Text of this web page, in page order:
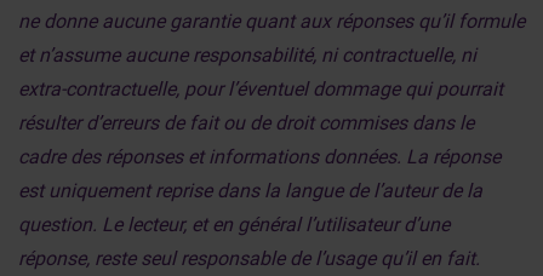
ne donne aucune garantie quant aux réponses qu’il formule
et n’assume aucune responsabilité, ni contractuelle, ni
extra-contractuelle, pour l’éventuel dommage qui pourrait
résulter d’erreurs de fait ou de droit commises dans le
cadre des réponses et informations données. La réponse
est uniquement reprise dans la langue de l’auteur de la
question. Le lecteur, et en général l’utilisateur d’une
réponse, reste seul responsable de l’usage qu’il en fait.